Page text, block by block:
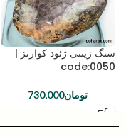
سنگ زینتی ژئود کوارتز |
code:0050
تومان730,000